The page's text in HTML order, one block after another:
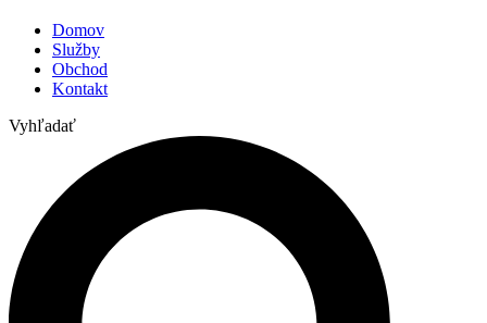
Domov
Služby
Obchod
Kontakt
Vyhľadať